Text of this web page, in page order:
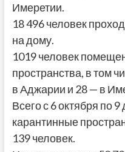
Имеретии.
18 496 человек
на дому.
1019 человек
пространства, в том
в Аджарии и 28 — в
Всего с 6 октября по
карантинные
139 человек.